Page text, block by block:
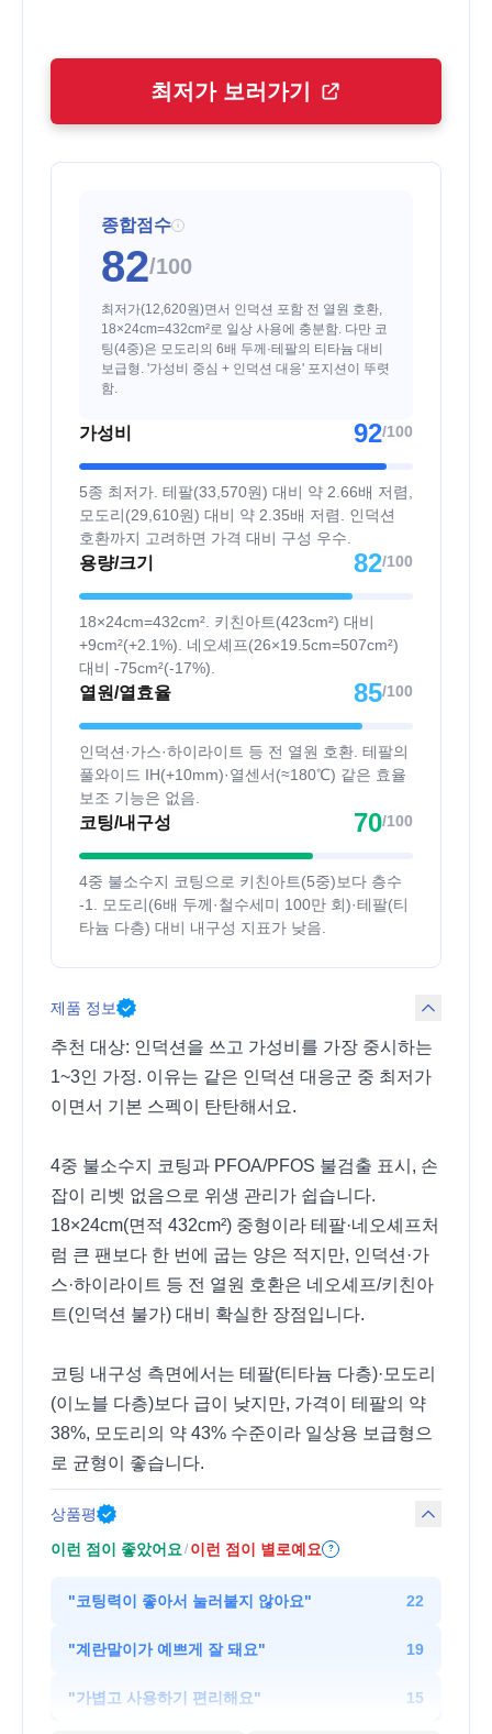
최저가 보러가기
종합점수 i
82/100
최저가(12,620원)면서 인덕션 포함 전 열원 호환,
18×24cm=432cm²로 일상 사용에 충분함. 다만 코
팅(4중)은 모도리의 6배 두께·테팔의 티타늄 대비
보급형. '가성비 중심 + 인덕션 대응' 포지션이 뚜렷
함.
가성비 92/100
5종 최저가. 테팔(33,570원) 대비 약 2.66배 저렴,
모도리(29,610원) 대비 약 2.35배 저렴. 인덕션
호환까지 고려하면 가격 대비 구성 우수.
용량/크기 82/100
18×24cm=432cm². 키친아트(423cm²) 대비
+9cm²(+2.1%). 네오셰프(26×19.5cm=507cm²)
대비 -75cm²(-17%).
열원/열효율 85/100
인덕션·가스·하이라이트 등 전 열원 호환. 테팔의
풀와이드 IH(+10mm)·열센서(≈180℃) 같은 효율
보조 기능은 없음.
코팅/내구성 70/100
4중 불소수지 코팅으로 키친아트(5중)보다 층수
-1. 모도리(6배 두께·철수세미 100만 회)·테팔(티
타늄 다층) 대비 내구성 지표가 낮음.
제품 정보
추천 대상: 인덕션을 쓰고 가성비를 가장 중시하는
1~3인 가정. 이유는 같은 인덕션 대응군 중 최저가
이면서 기본 스펙이 탄탄해서요.
4중 불소수지 코팅과 PFOA/PFOS 불검출 표시, 손
잡이 리벳 없음으로 위생 관리가 쉽습니다.
18×24cm(면적 432cm²) 중형이라 테팔·네오셰프처
럼 큰 팬보다 한 번에 굽는 양은 적지만, 인덕션·가
스·하이라이트 등 전 열원 호환은 네오셰프/키친아
트(인덕션 불가) 대비 확실한 장점입니다.
코팅 내구성 측면에서는 테팔(티타늄 다층)·모도리
(이노블 다층)보다 급이 낮지만, 가격이 테팔의 약
38%, 모도리의 약 43% 수준이라 일상용 보급형으
로 균형이 좋습니다.
상품평
이런 점이 좋았어요/ 이런 점이 별로예요 ?
"코팅력이 좋아서 눌러붙지 않아요" 22
"계란말이가 예쁘게 잘 돼요" 19
"가볍고 사용하기 편리해요" 15